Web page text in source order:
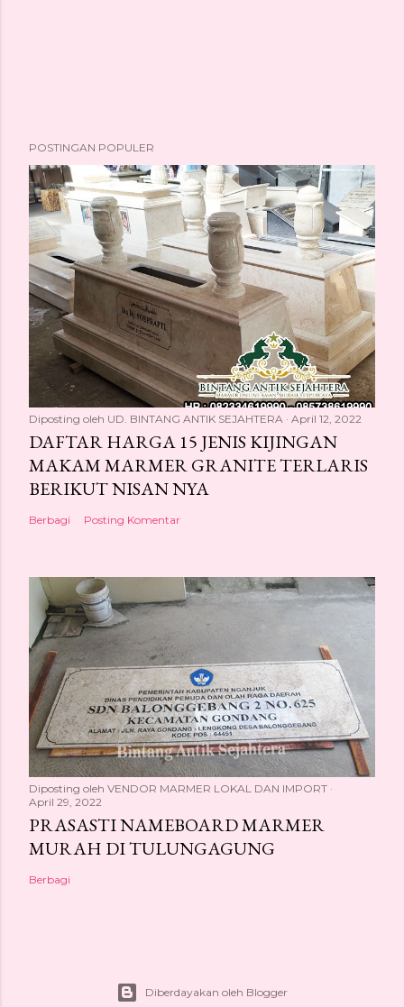
POSTINGAN POPULER
Diposting oleh UD. BINTANG ANTIK SEJAHTERA April 12, 2022
DAFTAR HARGA 15 JENIS KIJINGAN
MAKAM MARMER GRANITE TERLARIS
BERIKUT NISAN NYA
Berbagi Posting Komentar
Diposting oleh VENDOR MARMER LOKAL DAN IMPORT
April 29, 2022
PRASASTI NAMEBOARD MARMER
MURAH DI TULUNGAGUNG
Berbagi
Diberdayakan oleh Blogger